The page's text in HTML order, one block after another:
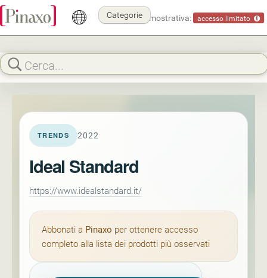
Modalità dimostrativa: accesso limitato
Categorie
TRENDS 2022
Ideal Standard
https://www.idealstandard.it/
Abbonati a Pinaxo per ottenere accesso
completo alla lista dei prodotti più osservati